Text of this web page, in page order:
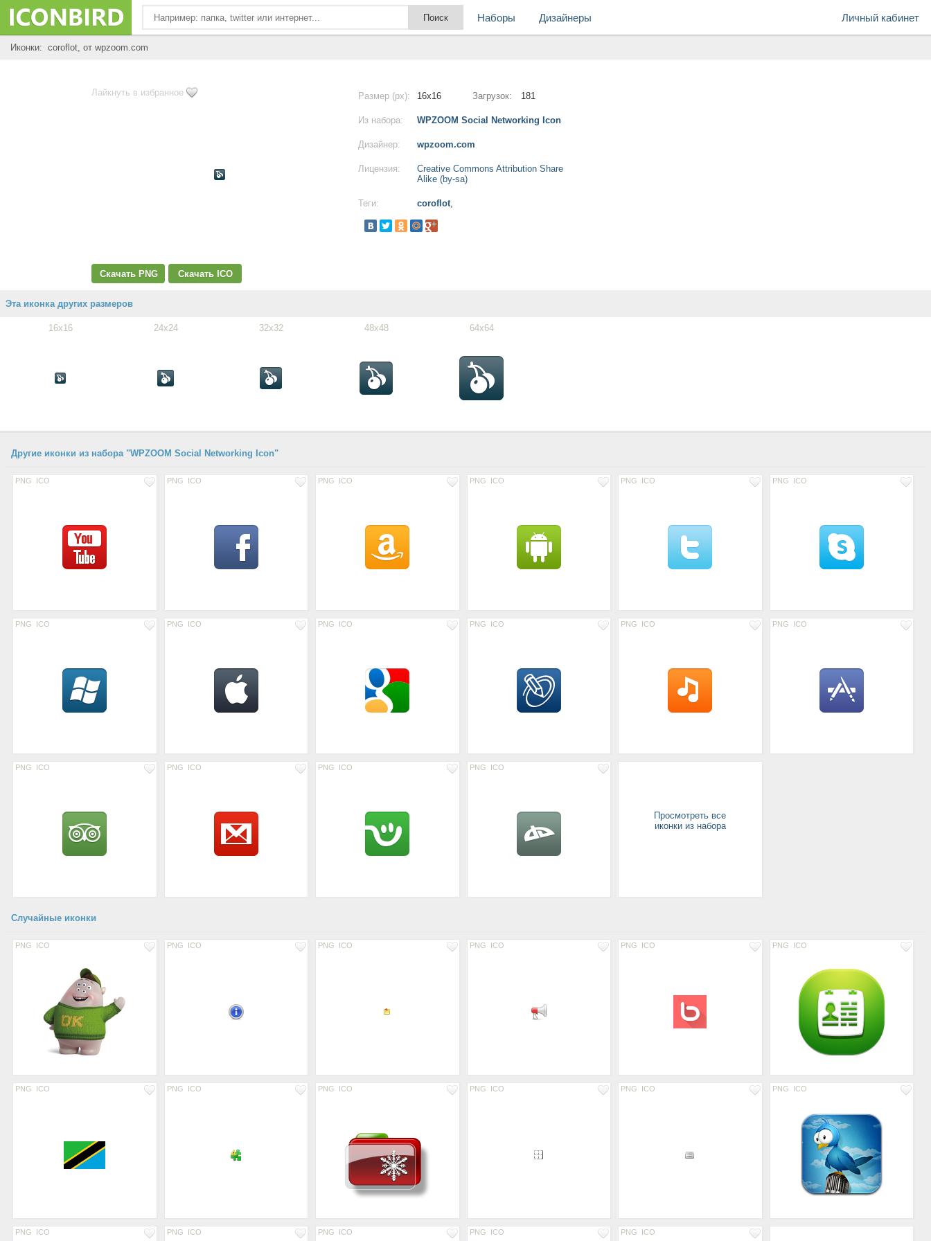
Личный кабинет
Наборы Дизайнеры
Иконки: coroflot, от wpzoom.com
Лайкнуть в избранное
Скачать PNG Скачать ICO
Размер (px): 16x16 Загрузок: 181
Из набора: WPZOOM Social Networking Icon
Дизайнер: wpzoom.com
Лицензия:
Creative Commons Attribution Share
Alike (by-sa)
Теги: coroflot,
Эта иконка других размеров
16x16 24x24 32x32 48x48 64x64
Другие иконки из набора "WPZOOM Social Networking Icon"
PNG ICO PNG ICO PNG ICO PNG ICO PNG ICO PNG ICO
PNG ICO PNG ICO PNG ICO PNG ICO PNG ICO PNG ICO
PNG ICO PNG ICO PNG ICO PNG ICO
Просмотреть все
иконки из набора
Случайные иконки
PNG ICO PNG ICO PNG ICO PNG ICO PNG ICO PNG ICO
PNG ICO PNG ICO PNG ICO PNG ICO PNG ICO PNG ICO
PNG ICO PNG ICO PNG ICO PNG ICO PNG ICO